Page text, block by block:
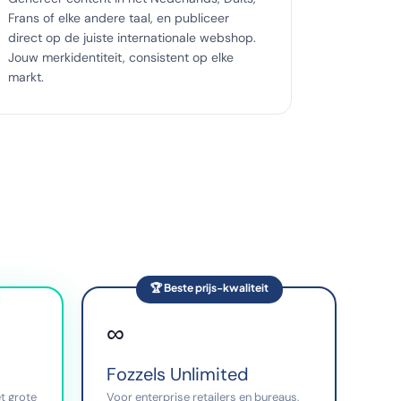
Frans of elke andere taal, en publiceer
direct op de juiste internationale webshop.
Jouw merkidentiteit, consistent op elke
markt.
grote
🏆 Beste prijs-kwaliteit
∞
Fozzels Unlimited
Voor enterprise retailers en bureaus,